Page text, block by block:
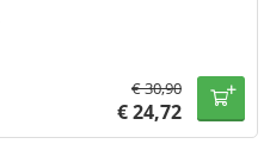
€30,90
€24,72